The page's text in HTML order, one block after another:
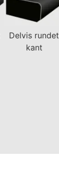
Delvis rundet
kant